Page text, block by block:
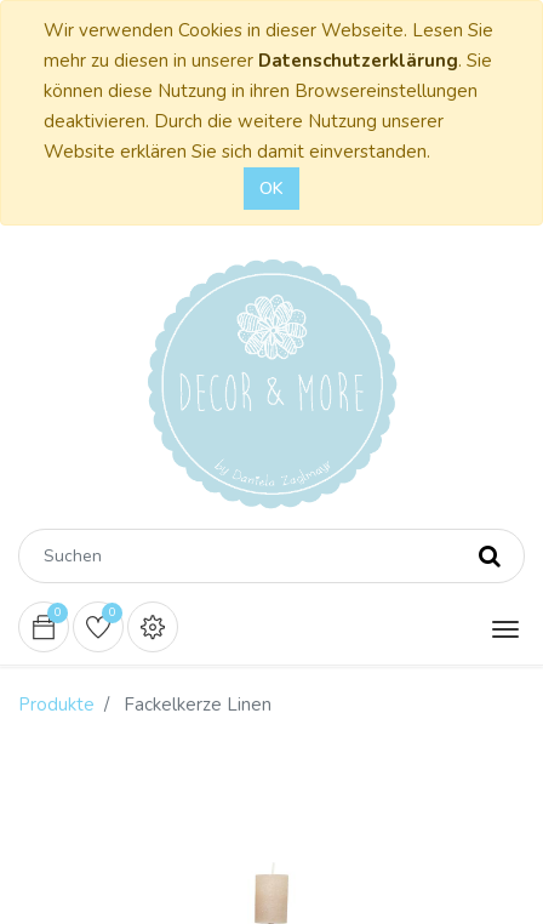
Wir verwenden Cookies in dieser Webseite. Lesen Sie
mehr zu diesen in unserer Datenschutzerklärung. Sie
können diese Nutzung in ihren Browsereinstellungen
deaktivieren. Durch die weitere Nutzung unserer
Website erklären Sie sich damit einverstanden.
OK
0 0
Produkte Fackelkerze Linen